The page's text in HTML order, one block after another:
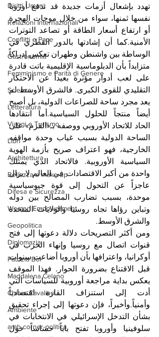
Diritti Umani
Relazioni Internazionali
Conflitti e Pace
Gastronomia
Femminismo e Parità di Genere
Scienza
Letteratura
Viaggi e Turismo
Libri
Architettura
Bellezza e make up
Difesa e Sicurezza
Women Empowerment
Geopolitica
Diplomazia
Patrizia Boi
Maddalena Celano
Chiara Cavalieri
Ambiente
arab-corner-politica
تهدد بإشعال أزمات جديدة قد تدفع أوروبا
نفسها ثمنها، سواء من خلال موجات الهجرة
الأمنية.كما أن إشادتها بالدور القطري في
الوساطة بين واشنطن وطهران تعكس إدراكاً
على لعب أدوار مؤثرة بعيداً عن الاحتكار
التقليدي للقوى الكبرى. فالشرق الأوسط لم
الحاد للاتحاد الأوروبي ووصفه بـ«القزم» على
الساحة الدولية بسبب غياب وحدة مواقفه
السياسية الأوروبية. فالاتحاد الذي يمتلك
واحدة من أكبر الاقتصادات في العالم لا يزال
وتباين رؤاها تجاه روسيا والولايات المتحدة
والشرق الأوسط.
قنوات اتصال مع روسيا وإنهاء الحرب في
أوكرانيا، واعترافها بأن أوروبا أضاعت سنوات
يعكس بداية مراجعة أوروبية للسياسات التي
أدت إلى استنزاف القارة اقتصادياً
سلوفينيا وأوروبا تفتح باباً حساساً حول